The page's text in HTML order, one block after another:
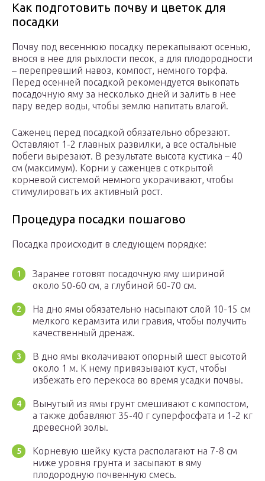
Как подготовить почву и цветок для
посадки
Почву под весеннюю посадку перекапывают осенью,
внося в нее для рыхлости песок, а для плодородности
– перепревший навоз, компост, немного торфа.
Перед осенней посадкой рекомендуется выкопать
посадочную яму за несколько дней и залить в нее
пару ведер воды, чтобы землю напитать влагой.
Саженец перед посадкой обязательно обрезают.
Оставляют 1-2 главных развилки, а все остальные
побеги вырезают. В результате высота кустика – 40
см (максимум). Корни у саженцев с открытой
корневой системой немного укорачивают, чтобы
стимулировать их активный рост.
Процедура посадки пошагово
Посадка происходит в следующем порядке:
Заранее готовят посадочную яму шириной
около 50-60 см, а глубиной 60-70 см.
На дно ямы обязательно насыпают слой 10-15 см
мелкого керамзита или гравия, чтобы получить
качественный дренаж.
В дно ямы вколачивают опорный шест высотой
около 1 м. К нему привязывают куст, чтобы
избежать его перекоса во время усадки почвы.
Вынутый из ямы грунт смешивают с компостом,
а также добавляют 35-40 г суперфосфата и 1-2 кг
древесной золы.
Корневую шейку куста располагают на 7-8 см
ниже уровня грунта и засыпают в яму
плодородную почвенную смесь.